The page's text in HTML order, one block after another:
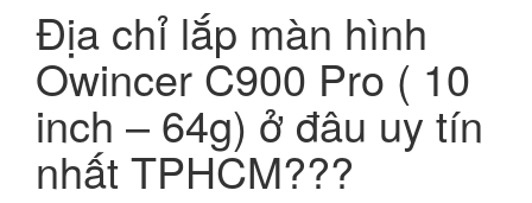
Địa chỉ lắp màn hình
Owincer C900 Pro ( 10
inch – 64g) ở đâu uy tín
nhất TPHCM???